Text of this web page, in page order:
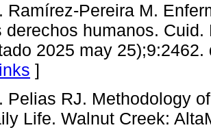
Ramírez-Pereira M.
derechos humanos.
2025 may
]
Pelias RJ. Methodology
Life. Walnut Creek: